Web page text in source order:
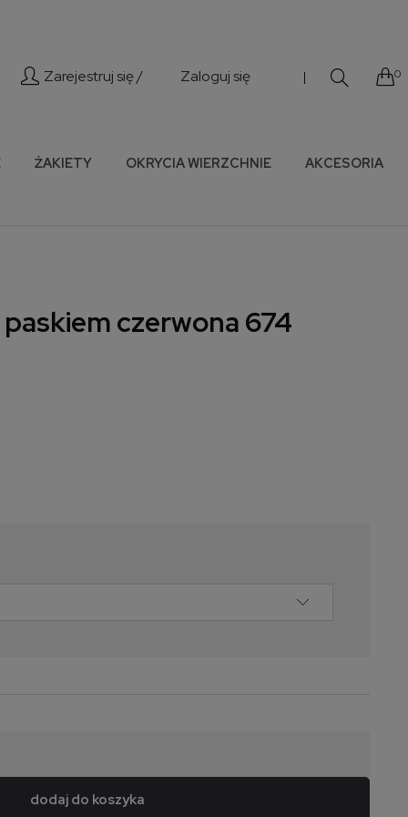
Zarejestruj się / Zaloguj się | 0
ŻAKIETY OKRYCIA WIERZCHNIE
AKCESORIA
czerwona 674
dodaj do koszyka